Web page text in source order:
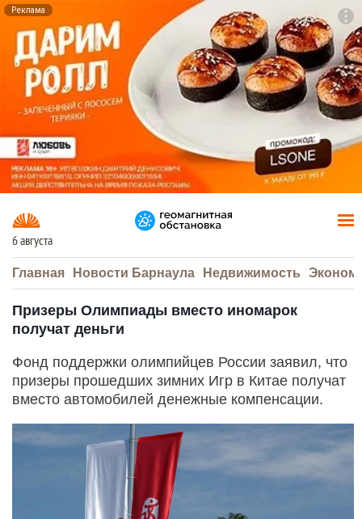
Реклама
6 августа
Главная Новости Барнаула Недвижимость
Призеры Олимпиады вместо иномарок
получат деньги
Фонд поддержки олимпийцев России заявил, что
призеры прошедших зимних Игр в Китае получат
вместо автомобилей денежные компенсации.